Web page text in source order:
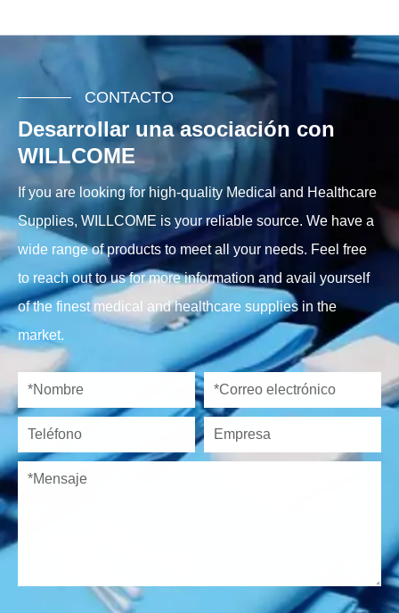
CONTACTO
Desarrollar una asociación con
WILLCOME
If you are looking for high-quality Medical and Healthcare
Supplies, WILLCOME is your reliable source. We have a
wide range of products to meet all your needs. Feel free
to reach out to us for more information and avail yourself
of the finest medical and healthcare supplies in the
market.